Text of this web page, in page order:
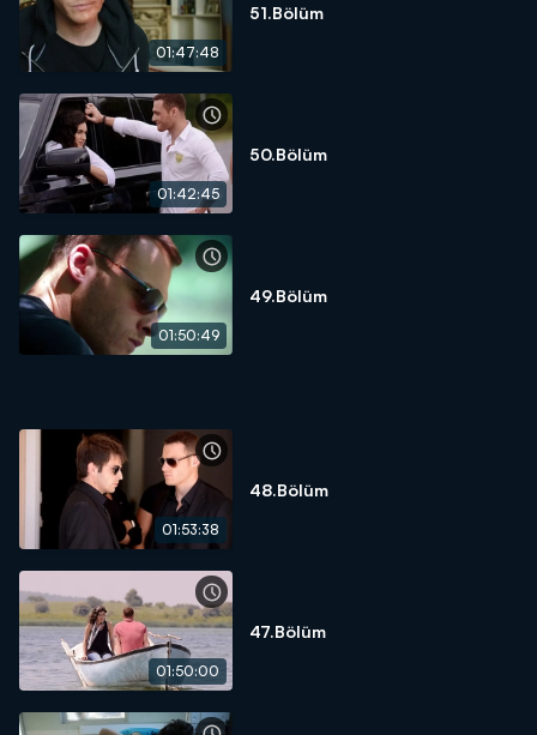
Yılbaşı için geri sayım başlamıştır. Kerem’in düzenlediği partinin
davetsiz bir misafir vardır.
Barış’ı inandıramayan Begüm, Aksel’in planını durdurmak için
Kerem’le konuşur. Fakat o da Barış gibi Begüm’ün söylediklerine
şüphe ile yaklaşır. Partideki gerginlik, kısa sürede arbedeye
dönüşür. Aksel’in hazırlığı sürpriz, partinin orta yerinde adeta
bomba etkisi yapar. 2014’e sayılı dakikalar kalmıştır. Hediyeler
değiş tokuş edilmiş, hayaller kurulmuştur. Zeynep’in ise yeni
yıldan tek bir dileği vardır. Peki o dilek nedir? Kerem ve Aksel
arasındaki mücadeleden kim galip çıkacaktır?
01:47:48
51.Bölüm
01:42:45
50.Bölüm
01:50:49
49.Bölüm
01:53:38
48.Bölüm
01:50:00
47.Bölüm